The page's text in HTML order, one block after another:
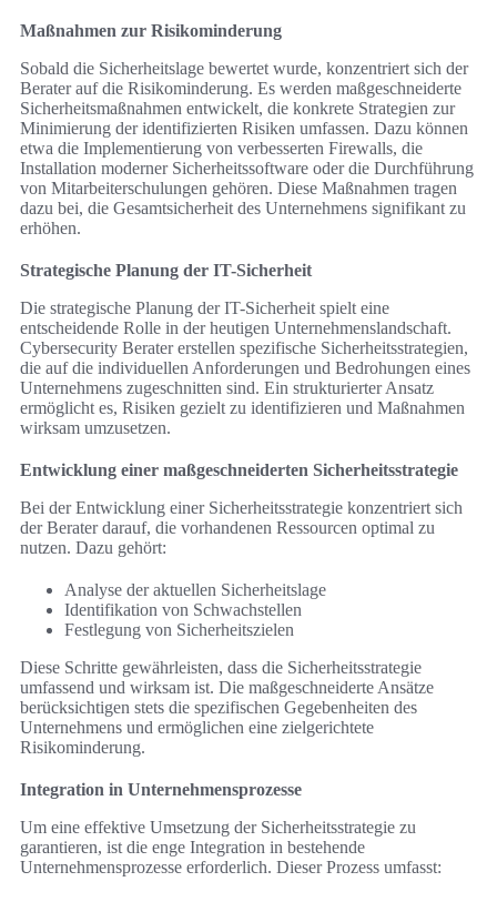
Maßnahmen zur Risikominderung
Sobald die Sicherheitslage bewertet wurde, konzentriert sich der
Berater auf die Risikominderung. Es werden maßgeschneiderte
Sicherheitsmaßnahmen entwickelt, die konkrete Strategien zur
Minimierung der identifizierten Risiken umfassen. Dazu können
etwa die Implementierung von verbesserten Firewalls, die
Installation moderner Sicherheitssoftware oder die Durchführung
von Mitarbeiterschulungen gehören. Diese Maßnahmen tragen
dazu bei, die Gesamtsicherheit des Unternehmens signifikant zu
erhöhen.
Strategische Planung der IT-Sicherheit
Die strategische Planung der IT-Sicherheit spielt eine
entscheidende Rolle in der heutigen Unternehmenslandschaft.
Cybersecurity Berater erstellen spezifische Sicherheitsstrategien,
die auf die individuellen Anforderungen und Bedrohungen eines
Unternehmens zugeschnitten sind. Ein strukturierter Ansatz
ermöglicht es, Risiken gezielt zu identifizieren und Maßnahmen
wirksam umzusetzen.
Entwicklung einer maßgeschneiderten Sicherheitsstrategie
Bei der Entwicklung einer Sicherheitsstrategie konzentriert sich
der Berater darauf, die vorhandenen Ressourcen optimal zu
nutzen. Dazu gehört:
Analyse der aktuellen Sicherheitslage
Identifikation von Schwachstellen
Festlegung von Sicherheitszielen
Diese Schritte gewährleisten, dass die Sicherheitsstrategie
umfassend und wirksam ist. Die maßgeschneiderte Ansätze
berücksichtigen stets die spezifischen Gegebenheiten des
Unternehmens und ermöglichen eine zielgerichtete
Risikominderung.
Integration in Unternehmensprozesse
Um eine effektive Umsetzung der Sicherheitsstrategie zu
garantieren, ist die enge Integration in bestehende
Unternehmensprozesse erforderlich. Dieser Prozess umfasst: